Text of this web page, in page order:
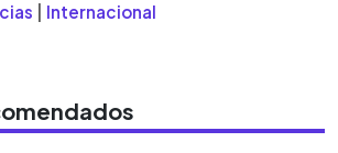
Internacional